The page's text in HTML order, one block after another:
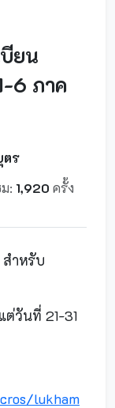
ยน
6 ภาค
ตร
: 1,920 ครั้ง
ำหรับ
ต่วันที่ 21-31
lukham